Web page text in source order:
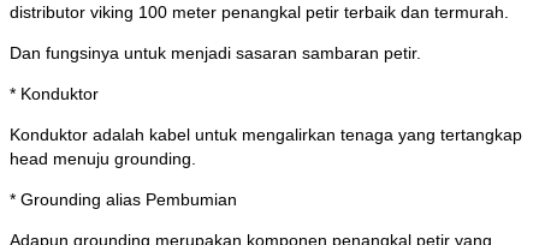
distributor viking 100 meter penangkal petir terbaik dan termurah.
Dan fungsinya untuk menjadi sasaran sambaran petir.
* Konduktor
Konduktor adalah kabel untuk mengalirkan tenaga yang tertangkap
head menuju grounding.
* Grounding alias Pembumian
Adapun grounding merupakan komponen penangkal petir yang